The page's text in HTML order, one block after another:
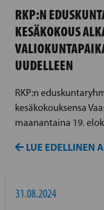
RKP:N
KESÄKOKOUS
UUDELLEEN
RKP:n
kesäkokouksensa
maanantaina 19.
LUE EDELLINEN
31.08.2024